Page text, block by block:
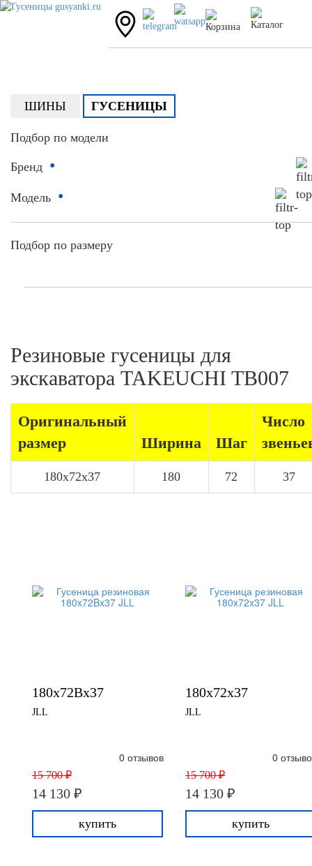
ШИНЫ ГУСЕНИЦЫ
Подбор по модели
Бренд •
Модель •
Подбор по размеру
Резиновые гусеницы для
экскаватора TAKEUCHI TB007
Оригинальный
размер
Ширина Шаг
Число
180x72x37 180 72 37
180x72Bx37
JLL
0 отзывов
15 700 ₽
14 130 ₽
купить
180x72x37
JLL
0
15 700 ₽
14 130 ₽
купить